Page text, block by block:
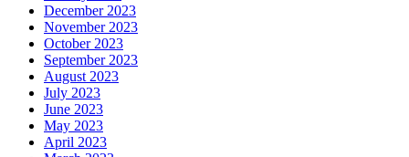
December 2023
November 2023
October 2023
September 2023
August 2023
July 2023
June 2023
May 2023
April 2023